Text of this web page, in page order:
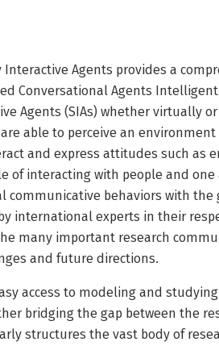
Interactive Agents provides a
Conversational Agents
Agents (SIAs) whether virtually
able to perceive an
and express attitudes such as
of interacting with people and
communicative behaviors with the
international experts in their
many important research
and future directions.
access to modeling and
bridging the gap between the
structures the vast body of